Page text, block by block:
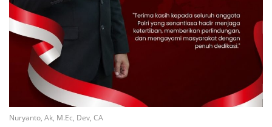
Nuryanto, Ak, M.Ec, Dev, CA